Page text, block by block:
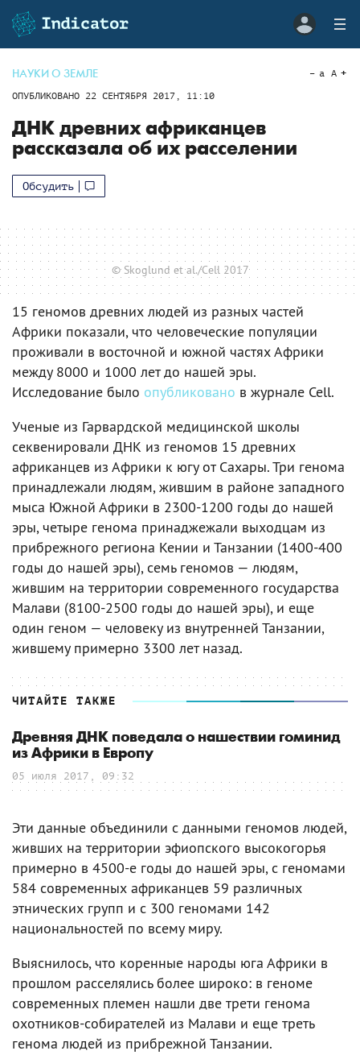
НАУКИ О ЗЕМЛЕ
ОПУБЛИКОВАНО 22 СЕНТЯБРЯ 2017, 11:10
a A
ДНК древних африканцев
рассказала об их расселении
Обсудить
© Skoglund et al./Cell 2017
15 геномов древних людей из разных частей
Африки показали, что человеческие популяции
проживали в восточной и южной частях Африки
между 8000 и 1000 лет до нашей эры.
Исследование было опубликовано в журнале Cell.
Ученые из Гарвардской медицинской школы
секвенировали ДНК из геномов 15 древних
африканцев из Африки к югу от Сахары. Три генома
принадлежали людям, жившим в районе западного
мыса Южной Африки в 2300-1200 годы до нашей
эры, четыре генома принаджежали выходцам из
прибрежного региона Кении и Танзании (1400-400
годы до нашей эры), семь геномов — людям,
жившим на территории современного государства
Малави (8100-2500 годы до нашей эры), и еще
один геном — человеку из внутренней Танзании,
жившему примерно 3300 лет назад.
ЧИТАЙТЕ ТАКЖЕ
Древняя ДНК поведала о нашествии гоминид
из Африки в Европу
05 июля 2017, 09:32
Эти данные объединили с данными геномов людей,
живших на территории эфиопского высокогорья
примерно в 4500-е годы до нашей эры, с геномами
584 современных африканцев 59 различных
этнических групп и с 300 геномами 142
национальностей по всему миру.
Выяснилось, что коренные народы юга Африки в
прошлом расселялись более широко: в геноме
современных племен нашли две трети генома
охотников-собирателей из Малави и еще треть
генома людей из прибрежной Танзании.